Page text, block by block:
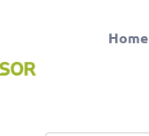
Home